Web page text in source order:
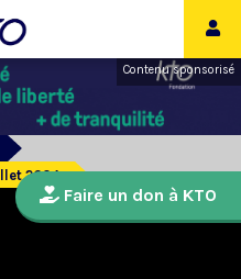
Contenu sponsorisé
2024
Faire un don à KTO